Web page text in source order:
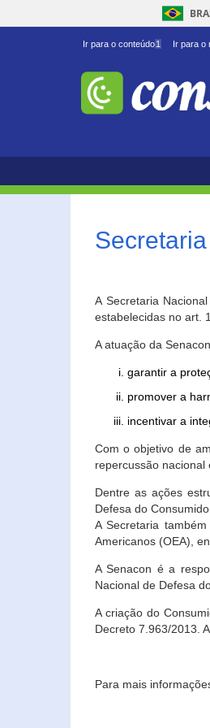
Ir para o conteúdo1 Ir para o
A Secretaria
estabelecidas no art.
A atuação da
garantir a
promover a
incentivar a
Com o objetivo de
repercussão nacional
Dentre as ações
Defesa do
A Secretaria
Americanos (OEA),
A Senacon é a
Nacional de Defesa
A criação do
Decreto 7.963/2013.
Para mais